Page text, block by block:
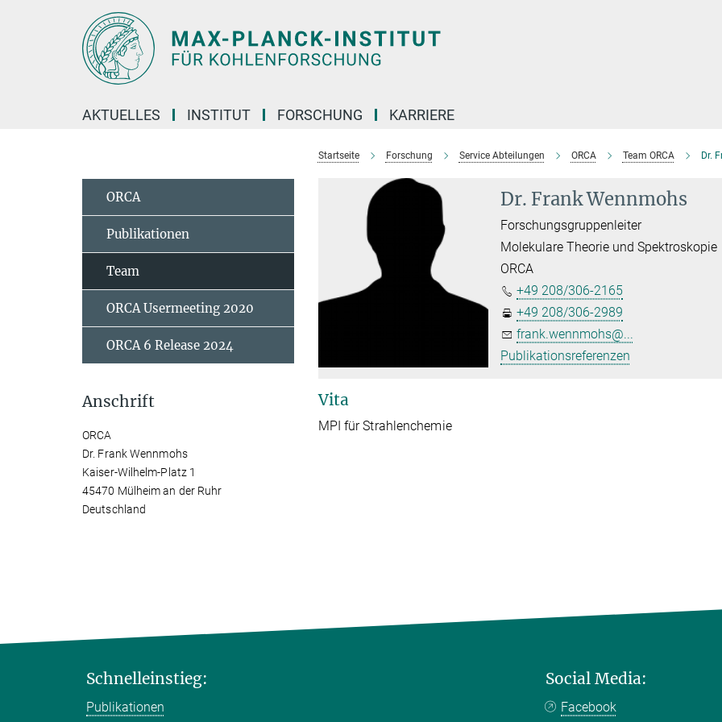
AKTUELLES INSTITUT FORSCHUNG KARRIERE
Startseite Forschung Service Abteilungen ORCA Team ORCA Dr.
Dr. Frank Wennmohs
Forschungsgruppenleiter
Molekulare Theorie und Spektroskopie
ORCA
+49 208/306-2165
+49 208/306-2989
frank.wennmohs@...
Publikationsreferenzen
Vita
MPI für Strahlenchemie
ORCA
Publikationen
Team
ORCA Usermeeting 2020
ORCA 6 Release 2024
Anschrift
ORCA
Dr. Frank Wennmohs
Kaiser-Wilhelm-Platz 1
45470 Mülheim an der Ruhr
Deutschland
Schnelleinstieg:
Publikationen
Social Media:
Facebook